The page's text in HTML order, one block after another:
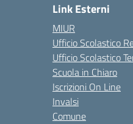
Link Esterni
MIUR
Ufficio Scolastico
Ufficio Scolastico
Scuola in Chiaro
Iscrizioni On Line
Invalsi
Comune